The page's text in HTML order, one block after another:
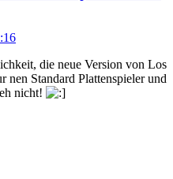
die neue Version von Los
nen Standard Plattenspieler und
nicht!